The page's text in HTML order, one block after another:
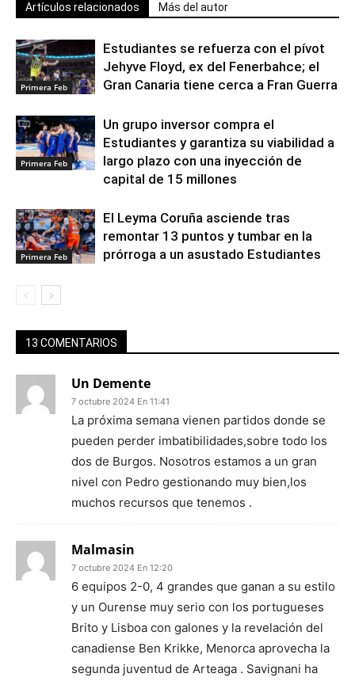
Artículos relacionados Más del autor
Primera Feb
Estudiantes se refuerza con el pívot
Jehyve Floyd, ex del Fenerbahce; el
Gran Canaria tiene cerca a Fran Guerra
Primera Feb
Un grupo inversor compra el
Estudiantes y garantiza su viabilidad a
largo plazo con una inyección de
capital de 15 millones
Primera Feb
El Leyma Coruña asciende tras
remontar 13 puntos y tumbar en la
prórroga a un asustado Estudiantes
13 COMENTARIOS
Un Demente
7 octubre 2024 En 11:41
La próxima semana vienen partidos donde se
pueden perder imbatibilidades,sobre todo los
dos de Burgos. Nosotros estamos a un gran
nivel con Pedro gestionando muy bien,los
muchos recursos que tenemos .
Malmasin
7 octubre 2024 En 12:20
6 equipos 2-0, 4 grandes que ganan a su estilo
y un Ourense muy serio con los portugueses
Brito y Lisboa con galones y la revelación del
canadiense Ben Krikke, Menorca aprovecha la
segunda juventud de Arteaga . Savignani ha